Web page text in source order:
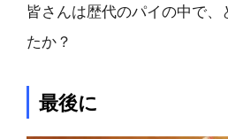
皆さんは歴代のパイの中で、
たか？
最後に